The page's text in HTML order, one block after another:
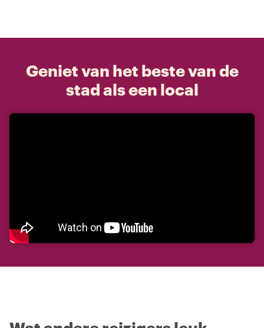
Geniet van het beste van de
stad als een local